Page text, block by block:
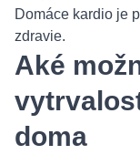
Domáce kardio je
zdravie.
Aké
doma